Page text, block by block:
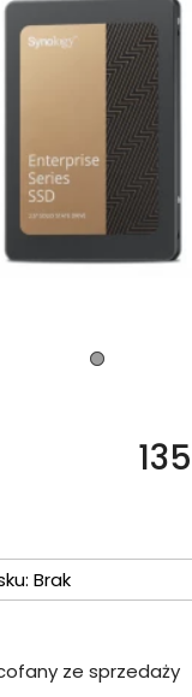
Brak
ze sprzedaży